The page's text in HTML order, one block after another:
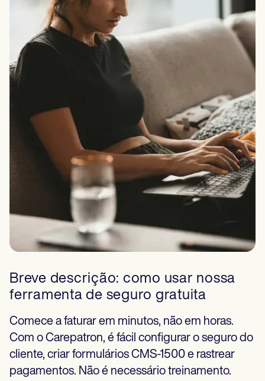
Breve descrição: como usar nossa
ferramenta de seguro gratuita
Comece a faturar em minutos, não em horas.
Com o Carepatron, é fácil configurar o seguro do
cliente, criar formulários CMS-1500 e rastrear
pagamentos. Não é necessário treinamento.